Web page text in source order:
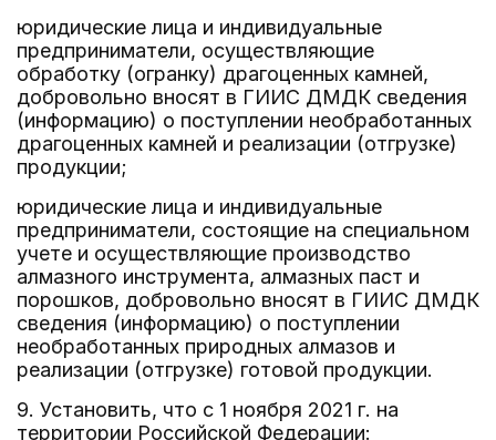
юридические лица и индивидуальные
предприниматели, осуществляющие
обработку (огранку) драгоценных камней,
добровольно вносят в ГИИС ДМДК сведения
(информацию) о поступлении необработанных
драгоценных камней и реализации (отгрузке)
продукции;
юридические лица и индивидуальные
предприниматели, состоящие на специальном
учете и осуществляющие производство
алмазного инструмента, алмазных паст и
порошков, добровольно вносят в ГИИС ДМДК
сведения (информацию) о поступлении
необработанных природных алмазов и
реализации (отгрузке) готовой продукции.
9. Установить, что с 1 ноября 2021 г. на
территории Российской Федерации: